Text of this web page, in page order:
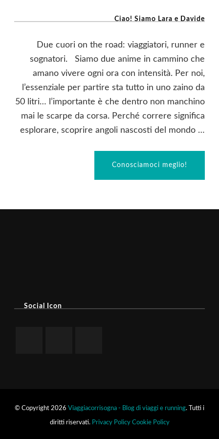
Ciao! Siamo Lara e Davide
Due cuori on the road: viaggiatori, runner e
sognatori. Siamo due anime in cammino che
amano vivere ogni ora con intensità. Per noi,
l’essenziale per partire sta tutto in uno zaino da
50 litri… l’importante è che dentro non manchino
mai le scarpe da corsa. Perché correre significa
esplorare, scoprire angoli nascosti del mondo …
Conosciamoci meglio!
Social Icon
© Copyright 2026 Viaggiacorrisogna - Blog di viaggi e running. Tutti i
diritti riservati. Privacy Policy Cookie Policy